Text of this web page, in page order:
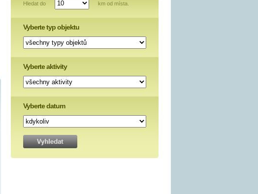
Hledat do km od místa.
Vyberte typ objektu
Vyberte aktivity
Vyberte datum